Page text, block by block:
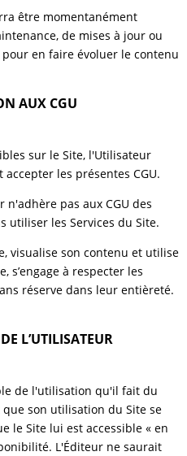
être momentanément
de mises à jour ou
en faire évoluer le contenu
AUX CGU
sur le Site, l'Utilisateur
les présentes CGU.
n'adhère pas aux CGU des
utiliser les Services du Site.
visualise son contenu et utilise
s’engage à respecter les
réserve dans leur entièreté.
L’UTILISATEUR
de l'utilisation qu'il fait du
son utilisation du Site se
le Site lui est accessible « en
L'Éditeur ne saurait